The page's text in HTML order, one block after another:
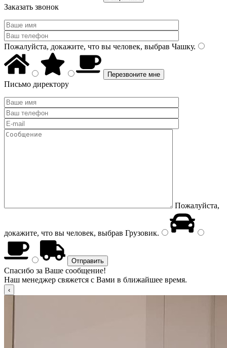
Заказать звонок
Пожалуйста, докажите, что вы человек, выбрав Чашку.
Письмо директору
Пожалуйста,
докажите, что вы человек, выбрав Грузовик.
Спасибо за Ваше сообщение!
Наш менеджер свяжется с Вами в ближайшее время.